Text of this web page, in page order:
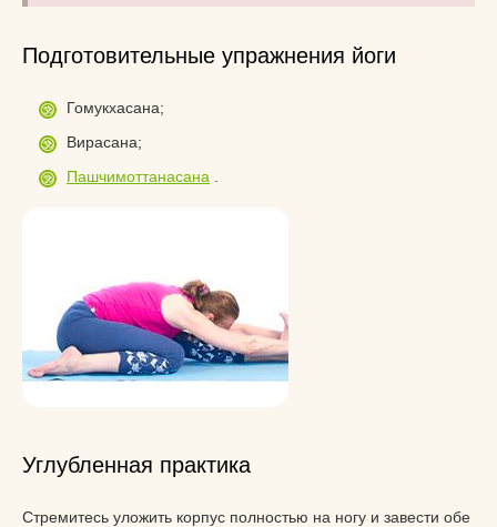
Подготовительные упражнения йоги
Гомукхасана;
Вирасана;
Пашчимоттанасана
Углубленная практика
Стремитесь уложить корпус полностью на ногу и завести обе